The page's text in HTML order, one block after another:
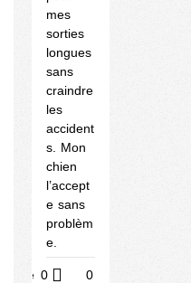
mes
sorties
longues
sans
craindre
les
accident
s. Mon
chien
l’accept
e sans
problèm
e.
Utile 0 0